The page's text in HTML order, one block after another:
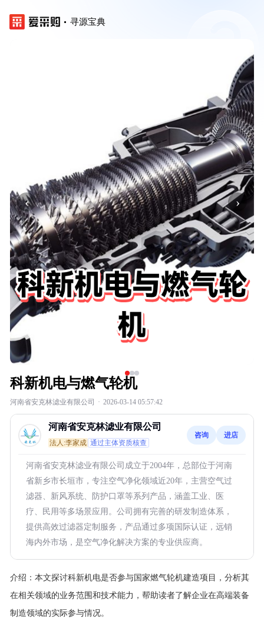
寻源宝典
‹ ›
科新机电与燃气轮机
河南省安克林滤业有限公司 · 2026-03-14 05:57:42
河南省安克林滤业有限公司
法人:李家成 通过主体资质核查
咨询 进店
河南省安克林滤业有限公司成立于2004年，总部位于河南
省新乡市长垣市，专注空气净化领域近20年，主营空气过
滤器、新风系统、防护口罩等系列产品，涵盖工业、医
疗、民用等多场景应用。公司拥有完善的研发制造体系，
提供高效过滤器定制服务，产品通过多项国际认证，远销
海内外市场，是空气净化解决方案的专业供应商。
介绍： 本文探讨科新机电是否参与国家燃气轮机建造项目，分析其
在相关领域的业务范围和技术能力，帮助读者了解企业在高端装备
制造领域的实际参与情况。